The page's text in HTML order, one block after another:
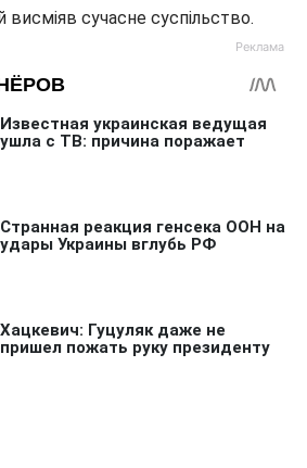
висміяв сучасне суспільство.